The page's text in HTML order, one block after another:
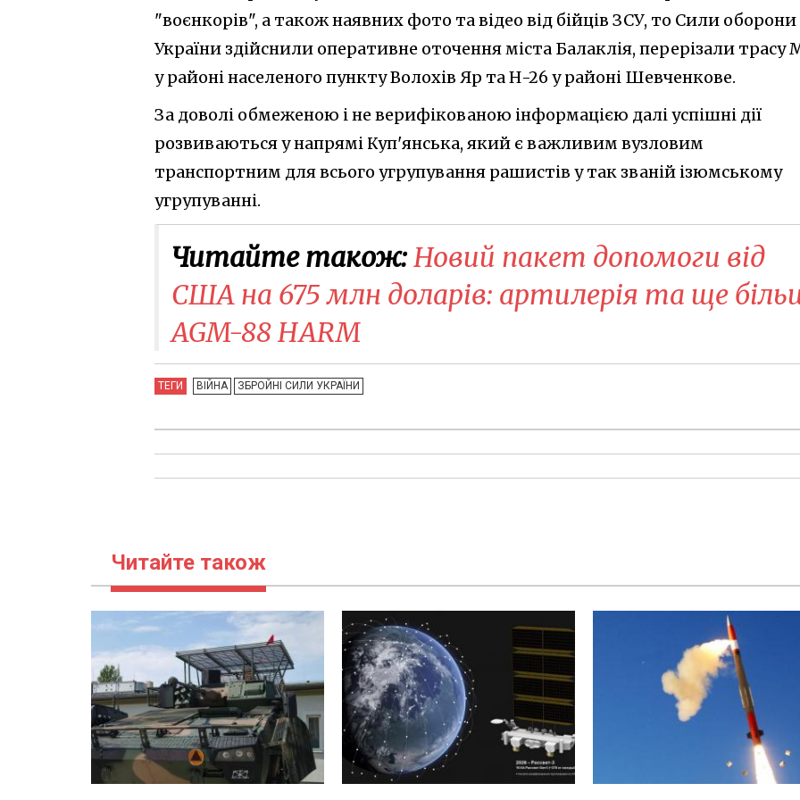
"воєнкорів", а також наявних фото та відео від бійців ЗСУ, то Сили оборони
України здійснили оперативне оточення міста Балаклія, перерізали трасу
у районі населеного пункту Волохів Яр та Н-26 у районі Шевченкове.
За доволі обмеженою і не верифікованою інформацією далі успішні дії
розвиваються у напрямі Куп'янська, який є важливим вузловим
транспортним для всього угрупування рашистів у так званій ізюмському
угрупуванні.
Читайте також:Новий пакет допомоги від
США на 675 млн доларів: артилерія та ще
AGM-88 HARM
ТЕГИ ВІЙНА ЗБРОЙНІ СИЛИ УКРАЇНИ
Читайте також